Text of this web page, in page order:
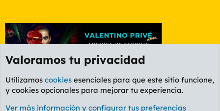
Etiquetas
Valoramos tu privacidad
Utilizamos cookies esenciales para que este sitio funcione,
y cookies opcionales para mejorar tu experiencia.
Ver más información y configurar tus preferencias